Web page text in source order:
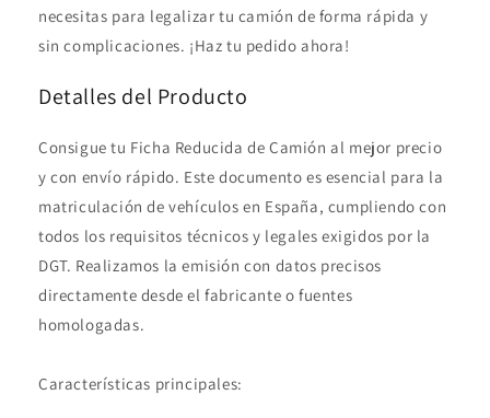
necesitas para legalizar tu camión de forma rápida y
sin complicaciones. ¡Haz tu pedido ahora!
Detalles del Producto
Consigue tu Ficha Reducida de Camión al mejor precio
y con envío rápido. Este documento es esencial para la
matriculación de vehículos en España, cumpliendo con
todos los requisitos técnicos y legales exigidos por la
DGT. Realizamos la emisión con datos precisos
directamente desde el fabricante o fuentes
homologadas.
Características principales: